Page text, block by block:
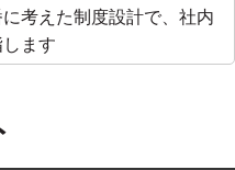
考えた制度設計で、社内
ます